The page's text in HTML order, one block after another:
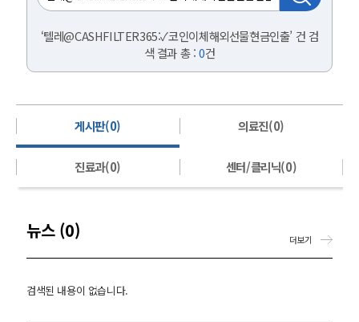
‘텔레@CASHFILTER365:✓코인이체해외선물현금인출’ 건 검
색 결과 총 :0건
게시판(0) 의료진(0)
진료과(0) 센터/클리닉(0)
뉴스 (0)
검색된 내용이 없습니다.
더보기